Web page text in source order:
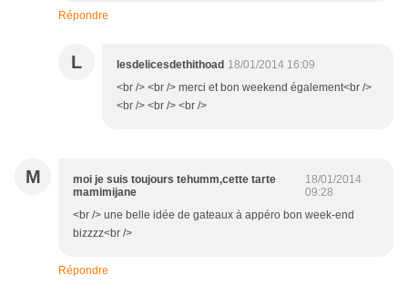
Répondre
L lesdelicesdethithoad 18/01/2014 16:09
<br /> <br /> merci et bon weekend également<br />
<br /> <br /> <br />
M
moi je suis toujours tehumm,cette tarte
mamimijane
18/01/2014
09:28
<br /> une belle idée de gateaux à appéro bon week-end
bizzzz<br />
Répondre